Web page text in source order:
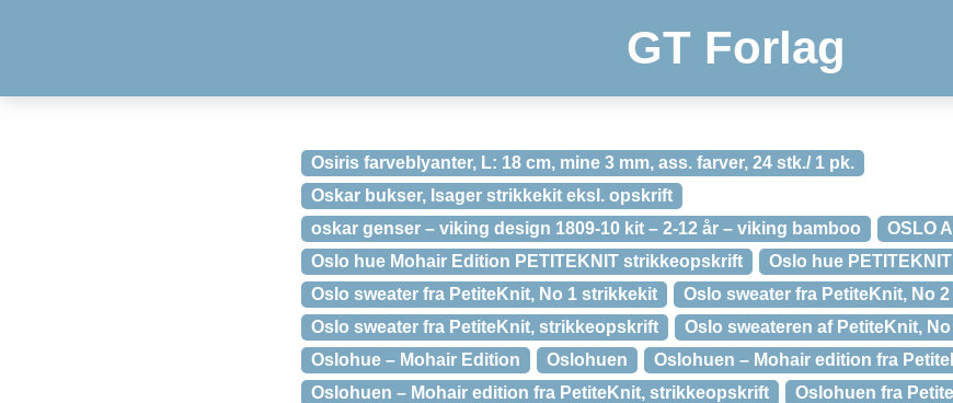
GT Forlag
Osiris farveblyanter, L: 18 cm, mine 3 mm, ass. farver, 24 stk./ 1 pk.
Oskar bukser, Isager strikkekit eksl. opskrift
oskar genser – viking design 1809-10 kit – 2-12 år – viking bamboo
OSLO
Oslo hue Mohair Edition PETITEKNIT strikkeopskrift
Oslo hue
Oslo sweater fra PetiteKnit, No 1 strikkekit
Oslo sweater fra PetiteKnit, No
Oslo sweater fra PetiteKnit, strikkeopskrift
Oslo sweateren af PetiteKnit,
Oslohue – Mohair Edition
Oslohuen
Oslohuen – Mohair edition fra
Oslohuen – Mohair edition fra PetiteKnit, strikkeopskrift
Oslohuen fra